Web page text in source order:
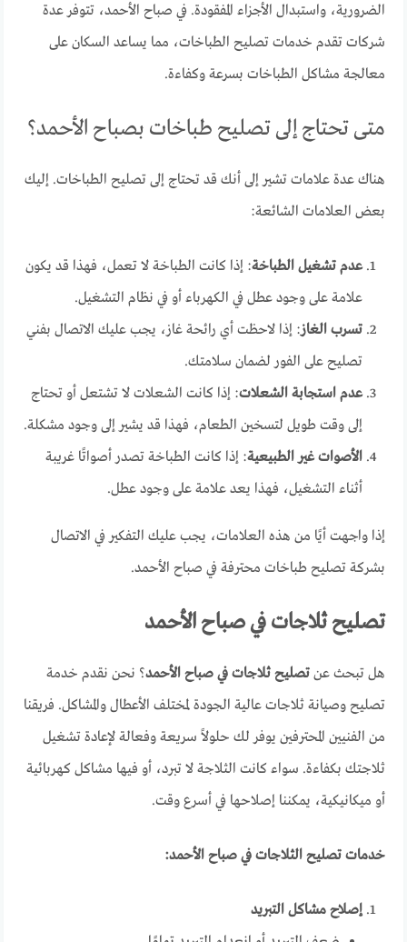
الضرورية، واستبدال الأجزاء المفقودة. في صباح الأحمد، تتوفر عدة
شركات تقدم خدمات تصليح الطباخات، مما يساعد السكان على
معالجة مشاكل الطباخات بسرعة وكفاءة.
متى تحتاج إلى تصليح طباخات بصباح الأحمد؟
هناك عدة علامات تشير إلى أنك قد تحتاج إلى تصليح الطباخات. إليك
بعض العلامات الشائعة:
عدم تشغيل الطباخة: إذا كانت الطباخة لا تعمل، فهذا قد يكون
علامة على وجود عطل في الكهرباء أو في نظام التشغيل.
تسرب الغاز: إذا لاحظت أي رائحة غاز، يجب عليك الاتصال بفني
تصليح على الفور لضمان سلامتك.
عدم استجابة الشعلات: إذا كانت الشعلات لا تشتعل أو تحتاج
إلى وقت طويل لتسخين الطعام، فهذا قد يشير إلى وجود مشكلة.
الأصوات غير الطبيعية: إذا كانت الطباخة تصدر أصواتًا غريبة
أثناء التشغيل، فهذا يعد علامة على وجود عطل.
إذا واجهت أيًا من هذه العلامات، يجب عليك التفكير في الاتصال
بشركة تصليح طباخات محترفة في صباح الأحمد.
تصليح ثلاجات في صباح الأحمد
هل تبحث عنتصليح ثلاجات في صباح الأحمد؟ نحن نقدم خدمة
تصليح وصيانة ثلاجات عالية الجودة لمختلف الأعطال والمشاكل. فريقنا
من الفنيين المحترفين يوفر لك حلولاً سريعة وفعالة لإعادة تشغيل
ثلاجتك بكفاءة. سواء كانت الثلاجة لا تبرد، أو فيها مشاكل كهربائية
أو ميكانيكية، يمكننا إصلاحها في أسرع وقت.
خدمات تصليح الثلاجات في صباح الأحمد:
إصلاح مشاكل التبريد